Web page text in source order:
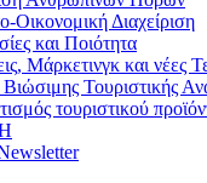
Οικονομική Διαχείριση
και Ποιότητα
Μάρκετινγκ και νέες
Τουριστικής
τουριστικού